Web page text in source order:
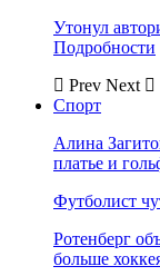
Утонул
Подробности
Prev Next
Спорт
Алина
платье и
Футболист
Ротенберг
больше